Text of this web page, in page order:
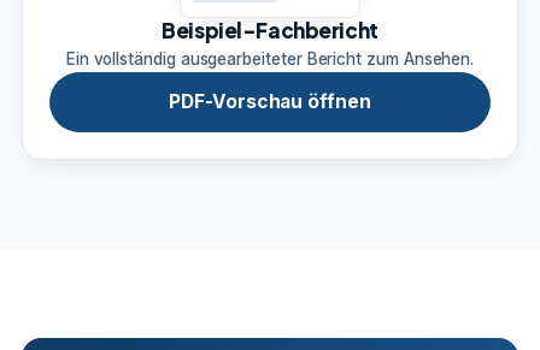
Beispiel-Fachbericht
Ein vollständig ausgearbeiteter Bericht zum Ansehen.
PDF-Vorschau öffnen